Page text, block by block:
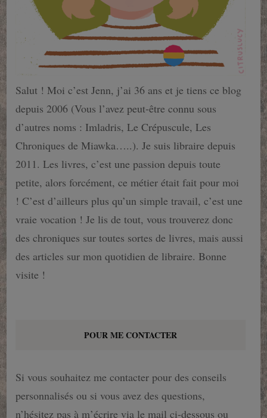
Salut ! Moi c’est Jenn, j’ai 36 ans et je tiens ce blog
depuis 2006 (Vous l’avez peut-être connu sous
d’autres noms : Imladris, Le Crépuscule, Les
Chroniques de Miawka…..). Je suis libraire depuis
2011. Les livres, c’est une passion depuis toute
petite, alors forcément, ce métier était fait pour moi
! C’est d’ailleurs plus qu’un simple travail, c’est une
vraie vocation ! Je lis de tout, vous trouverez donc
des chroniques sur toutes sortes de livres, mais aussi
des articles sur mon quotidien de libraire. Bonne
visite !
POUR ME CONTACTER
Si vous souhaitez me contacter pour des conseils
personnalisés ou si vous avez des questions,
n’hésitez pas à m’écrire via le mail ci-dessous ou